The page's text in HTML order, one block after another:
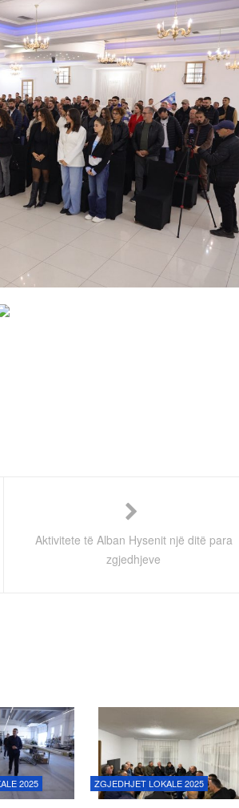
Aktivitete të Alban Hysenit një ditë para
zgjedhjeve
2025 ZGJEDHJET LOKALE 2025